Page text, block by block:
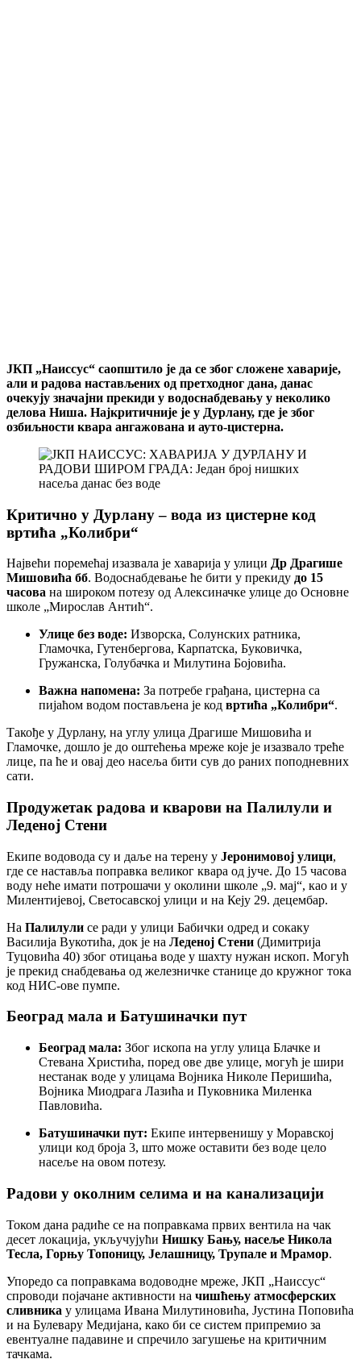
ЈКП „Наиссус“ саопштило је да се због сложене хаварије,
али и радова настављених од претходног дана, данас
очекују значајни прекиди у водоснабдевању у неколико
делова Ниша. Најкритичније је у Дурлану, где је због
озбиљности квара ангажована и ауто-цистерна.
Критично у Дурлану – вода из цистерне код
вртића „Колибри“
Највећи поремећај изазвала је хаварија у улици Др Драгише
Мишовића бб. Водоснабдевање ће бити у прекиду до 15
часова на широком потезу од Алексиначке улице до Основне
школе „Мирослав Антић“.
Улице без воде: Изворска, Солунских ратника,
Гламочка, Гутенбергова, Карпатска, Буковичка,
Гружанска, Голубачка и Милутина Бојовића.
Важна напомена: За потребе грађана, цистерна са
пијаћом водом постављена је код вртића „Колибри“.
Такође у Дурлану, на углу улица Драгише Мишовића и
Гламочке, дошло је до оштећења мреже које је изазвало треће
лице, па ће и овај део насеља бити сув до раних поподневних
сати.
Продужетак радова и кварови на Палилули и
Леденој Стени
Екипе водовода су и даље на терену у Јеронимовој улици,
где се наставља поправка великог квара од јуче. До 15 часова
воду неће имати потрошачи у околини школе „9. мај“, као и у
Милентијевој, Светосавској улици и на Кеју 29. децембар.
На Палилули се ради у улици Бабички одред и сокаку
Василија Вукотића, док је на Леденој Стени (Димитрија
Туцовића 40) због отицања воде у шахту нужан ископ. Могућ
је прекид снабдевања од железничке станице до кружног тока
код НИС-ове пумпе.
Београд мала и Батушиначки пут
Београд мала: Због ископа на углу улица Блачке и
Стевана Христића, поред ове две улице, могућ је шири
нестанак воде у улицама Војника Николе Перишића,
Војника Миодрага Лазића и Пуковника Миленка
Павловића.
Батушиначки пут: Екипе интервенишу у Моравској
улици код броја 3, што може оставити без воде цело
насеље на овом потезу.
Радови у околним селима и на канализацији
Током дана радиће се на поправкама првих вентила на чак
десет локација, укључујући Нишку Бању, насеље Никола
Тесла, Горњу Топоницу, Јелашницу, Трупале и Мрамор.
Упоредо са поправкама водоводне мреже, ЈКП „Наиссус“
спроводи појачане активности на чишћењу атмосферских
сливника у улицама Ивана Милутиновића, Јустина Поповића
и на Булевару Медијана, како би се систем припремио за
евентуалне падавине и спречило загушење на критичним
тачкама.